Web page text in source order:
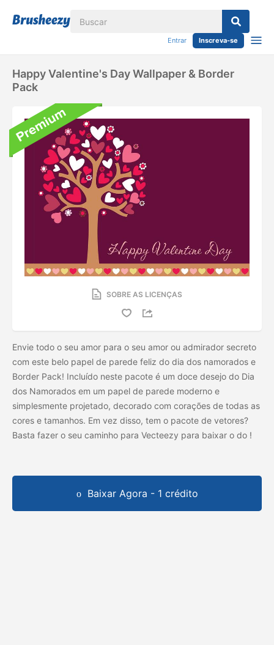
Entrar Inscreva-se
Happy Valentine's Day Wallpaper & Border
Pack
SOBRE AS LICENÇAS
Envie todo o seu amor para o seu amor ou admirador secreto
com este belo papel de parede feliz do dia dos namorados e
Border Pack! Incluído neste pacote é um doce desejo do Dia
dos Namorados em um papel de parede moderno e
simplesmente projetado, decorado com corações de todas as
cores e tamanhos. Em vez disso, tem o pacote de vetores?
Basta fazer o seu caminho para Vecteezy para baixar o do !
Baixar Agora - 1 crédito